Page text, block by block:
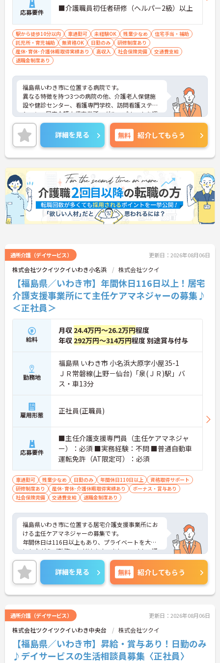
応募要件 ■介護職員初任者研修（ヘルパー2級）以上
駅から徒歩10分以内 車通勤可 未経験OK 残業少なめ
住宅手当・補助
託児所・育児補助
無資格OK 日勤のみ
研修制度あり
産休･育休･介護休暇取得実績あり
高収入 社会保険完備
交通費支給
退職金制度あり
福島県いわき市に位置する病院です。
異なる特徴を持つ3つの病院の他、介護老人保健施
設や健診センター、看護専門学校、訪問看護ステー
ション、居宅介護支援事業所、グループホームを運
営している法人です。
教育体制にも力を入れており、働きながらスキルア
ップも目指せます。
ご興味ある方には、面接対策ポイントなど、さらに
詳細をお話しいたしますのでお気軽にご相談くださ
い！
詳細を見る 無料 紹介してもらう
通所介護（デイサービス） 更新日：2026年08月06日
株式会社ツクイツクイいわき小名浜 株式会社ツクイ
【福島県／いわき市】年間休日116日以上！居宅
介護支援事業所にて主任ケアマネジャーの募集♪
＜正社員＞
給料
月収 24.4万円～26.2万円程度
年収 292万円～314万円程度 別途賞与付与
勤務地
福島県 いわき市 小名浜大原字小屋35-1
ＪＲ常磐線(上野－仙台)「泉(ＪＲ)駅」バ
ス・車13分
雇用形態 正社員(正職員)
応募要件
■主任介護支援専門員（主任ケアマネジャ
ー）：必須 ■実務経験：不問 ■普通自動車
運転免許（AT限定可）：必須
車通勤可 残業少なめ 日勤のみ 年間休日110日以上
資格取得サポート
研修制度あり
産休･育休･介護休暇取得実績あり
ボーナス・賞与あり
社会保険完備
交通費支給 退職金制度あり
福島県いわき市に位置する居宅介護支援事業所にお
ける主任ケアマネジャーの募集です。
年間休日は116日以上もあり、プライベートを大切
にしながらご勤務いただけます。また、マイカー通
勤が可能です。通勤が苦になりません。
ご興味のある方には、面接対策ポイントなど、さら
に詳細をご案内しますのでお気軽にご相談くださ
い！
詳細を見る 無料 紹介してもらう
通所介護（デイサービス） 更新日：2026年08月06日
株式会社ツクイツクイいわき中央台 株式会社ツクイ
【福島県／いわき市】昇給・賞与あり！日勤のみ
♪デイサービスの生活相談員募集〈正社員〉